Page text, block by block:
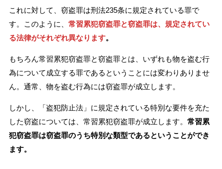
これに対して、窃盗罪は刑法235条に規定されている罪で
す。このように、 常習累犯窃盗罪と窃盗罪は、規定されてい
る法律がそれぞれ異なります。
もちろん常習累犯窃盗罪と窃盗罪とは、いずれも物を盗む行
為について成立する罪であるということには変わりありませ
ん。通常、物を盗む行為には窃盗罪が成立します。
しかし、「盗犯防止法」に規定されている特別な要件を充た
した窃盗については、常習累犯窃盗罪が成立します。 常習累
犯窃盗罪は窃盗罪のうち特別な類型であるということができ
ます。